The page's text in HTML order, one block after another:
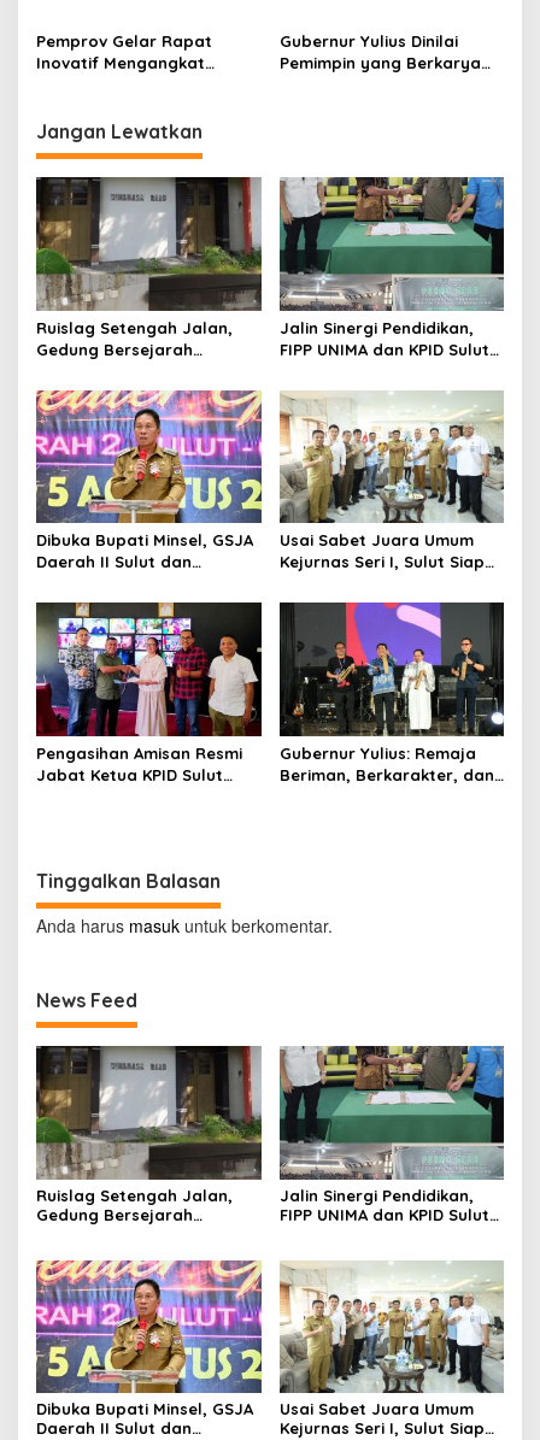
Daerah
Utara 2025–2029
Pemprov Gelar Rapat
Inovatif Mengangkat
Sulut
Gubernur Yulius Dinilai
Pemimpin yang Berkarya
Jangan Lewatkan
Ruislag Setengah Jalan,
Gedung Bersejarah
Manado Milik TNI-AL
Jalin Sinergi Pendidikan,
FIPP UNIMA dan KPID Sulut
Mahasiswa Baru Antusias
Serap Materi Literasi
Penyiaran
Dibuka Bupati Minsel, GSJA
Daerah II Sulut dan
Rakerda di Amurang
Usai Sabet Juara Umum
Kejurnas Seri I, Sulut Siap
Kuda Seri II Piala Presiden
di Tompaso
Pengasihan Amisan Resmi
Jabat Ketua KPID Sulut
Gubernur Yulius: Remaja
Beriman, Berkarakter, dan
Tinggalkan Balasan
Anda harus masuk untuk berkomentar.
News Feed
Ruislag Setengah Jalan,
Gedung Bersejarah
Jalin Sinergi Pendidikan,
FIPP UNIMA dan KPID Sulut
Serap Materi Literasi
Penyiaran
Dibuka Bupati Minsel, GSJA
Daerah II Sulut dan
Usai Sabet Juara Umum
Kejurnas Seri I, Sulut Siap